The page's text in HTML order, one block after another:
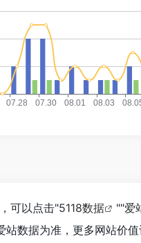
可以点击"5118数据 ""爱
数据为准，更多网站价